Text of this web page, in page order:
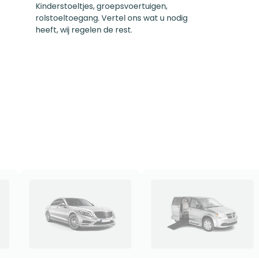
Kinderstoeltjes, groepsvoertuigen,
rolstoeltoegang. Vertel ons wat u nodig
heeft, wij regelen de rest.